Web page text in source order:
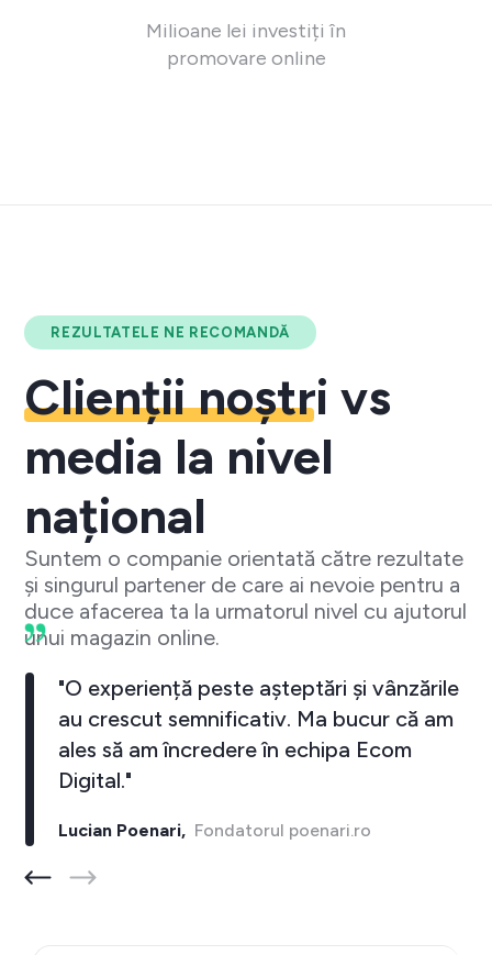
Milioane lei investiți în
promovare online
REZULTATELE NE RECOMANDĂ
Clienții noștri vs
media la nivel
național
Suntem o companie orientată către rezultate
și singurul partener de care ai nevoie pentru a
duce afacerea ta la urmatorul nivel cu ajutorul
unui magazin online.
"O experiență peste așteptări și vânzările
au crescut semnificativ. Ma bucur că am
ales să am încredere în echipa Ecom
Digital."
Lucian Poenari,Fondatorul poenari.ro